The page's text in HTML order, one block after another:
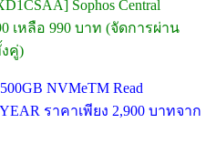
Sophos Central
เหลือ 990 บาท (จัดการผ่าน
คู่)
NVMeTM Read
ราคาเพียง 2,900 บาทจาก